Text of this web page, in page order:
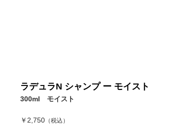
ラデュラN シャンプ ー モイスト
300ml モイスト
￥2,750 （税込）